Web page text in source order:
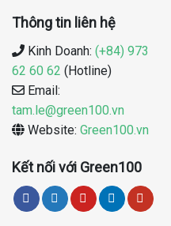
Thông tin liên hệ
Kinh Doanh: (+84) 973
62 60 62 (Hotline)
Email:
tam.le@green100.vn
Website: Green100.vn
Kết nối với Green100